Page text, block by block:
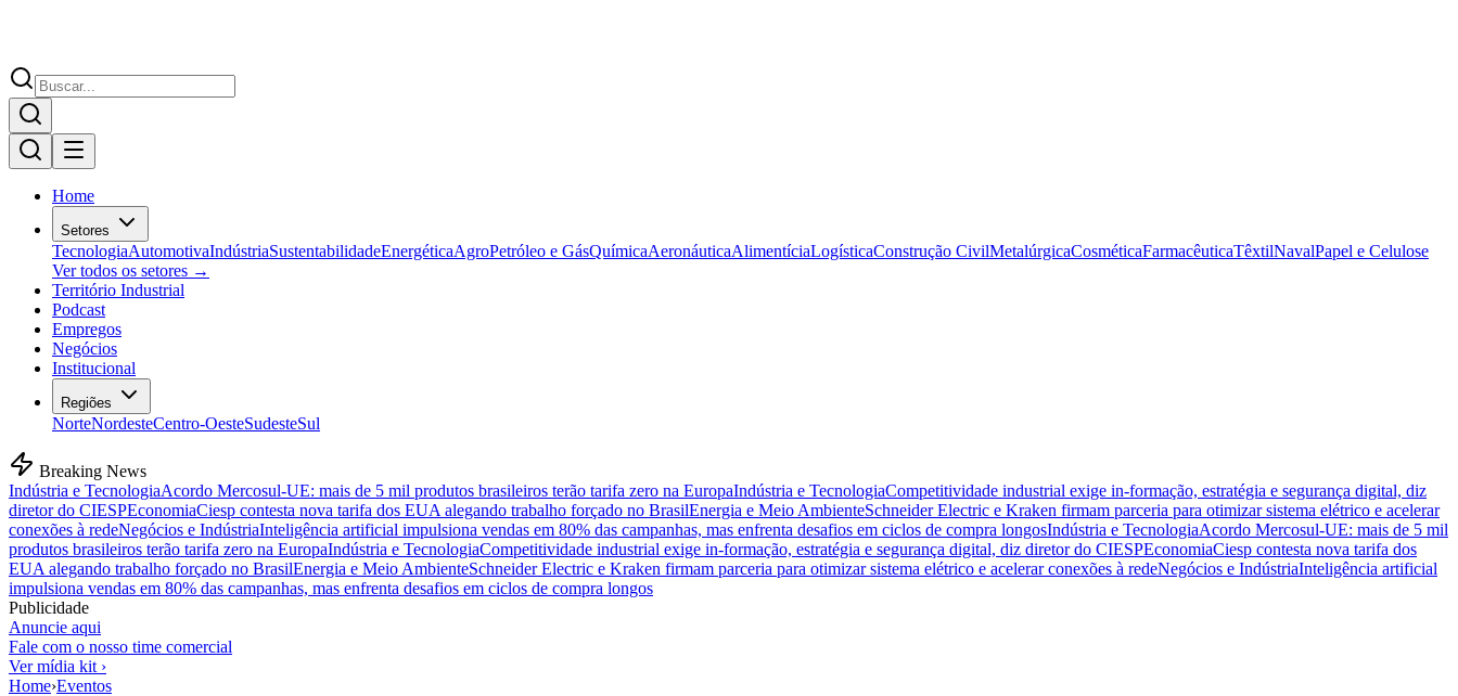
Home
Setores
TecnologiaAutomotivaIndústriaSustentabilidadeEnergéticaAgroPetróleo e GásQuímicaAeronáuticaAlimentíciaLogísticaConstrução CivilMetalúrgicaCosméticaFarmacêuticaTêxtilNavalPapel e Celulose
Ver todos os setores →
Território Industrial
Podcast
Empregos
Negócios
Institucional
Regiões
NorteNordesteCentro-OesteSudesteSul
Breaking News
Indústria e TecnologiaAcordo Mercosul-UE: mais de 5 mil produtos brasileiros terão tarifa zero na EuropaIndústria e TecnologiaCompetitividade industrial exige in-formação, estratégia e segurança digital, diz
diretor do CIESPEconomiaCiesp contesta nova tarifa dos EUA alegando trabalho forçado no BrasilEnergia e Meio AmbienteSchneider Electric e Kraken firmam parceria para otimizar sistema elétrico e acelerar
conexões à redeNegócios e IndústriaInteligência artificial impulsiona vendas em 80% das campanhas, mas enfrenta desafios em ciclos de compra longosIndústria e TecnologiaAcordo Mercosul-UE: mais de 5 mil
produtos brasileiros terão tarifa zero na EuropaIndústria e TecnologiaCompetitividade industrial exige in-formação, estratégia e segurança digital, diz diretor do CIESPEconomiaCiesp contesta nova tarifa dos
EUA alegando trabalho forçado no BrasilEnergia e Meio AmbienteSchneider Electric e Kraken firmam parceria para otimizar sistema elétrico e acelerar conexões à redeNegócios e IndústriaInteligência artificial
impulsiona vendas em 80% das campanhas, mas enfrenta desafios em ciclos de compra longos
Publicidade
Anuncie aqui
Fale com o nosso time comercial
Ver mídia kit ›
Home›Eventos